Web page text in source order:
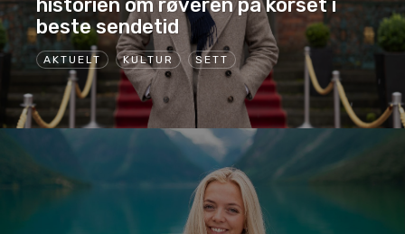
AKTUELT KULTUR SETT
beste sendetid